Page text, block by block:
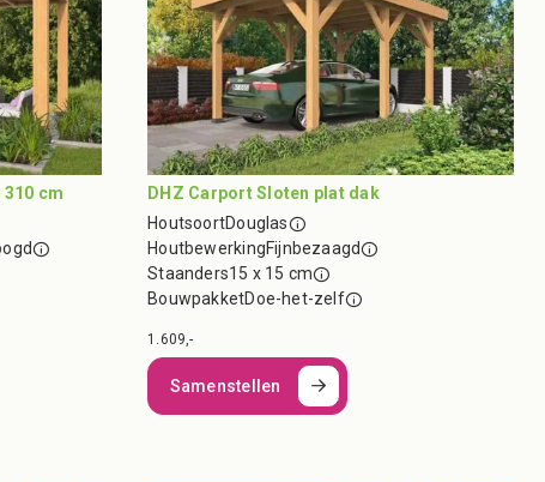
310 cm
DHZ Carport Sloten plat dak
HoutsoortDouglas
HoutbewerkingFijnbezaagd
Staanders15 x 15 cm
BouwpakketDoe-het-zelf
1.609,-
Samenstellen